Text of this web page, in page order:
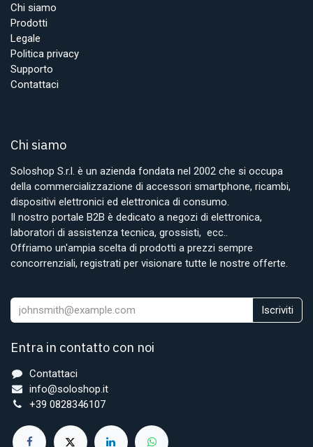
Chi siamo
Prodotti
Legale
Politica privacy
Supporto
Contattaci
Chi siamo
Soloshop S.r.l. è un azienda fondata nel 2002 che si occupa
della commercializzazione di accessori smartphone, ricambi,
dispositivi elettronici ed elettronica di consumo.
Il nostro portale B2B è dedicato a negozi di elettronica,
laboratori di assistenza tecnica, grossisti, ecc..
Offriamo un'ampia scelta di prodotti a prezzi sempre
concorrenziali, registrati per visionare tutte le nostre offerte.
Iscriviti
Entra in contatto con noi
Contattaci
info@soloshop.it
+39 0828346107